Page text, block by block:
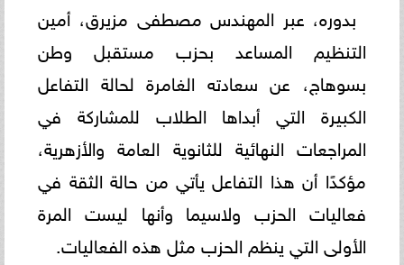
بدوره، عبر المهندس مصطفى مزيرق، أمين
التنظيم المساعد بحزب مستقبل وطن
بسوهاج، عن سعادته الغامرة لحالة التفاعل
الكبيرة التي أبداها الطلاب للمشاركة في
المراجعات النهائية للثانوية العامة والأزهرية،
مؤكدًا أن هذا التفاعل يأتي من حالة الثقة في
فعاليات الحزب ولاسيما وأنها ليست المرة
الأولى التي ينظم الحزب مثل هذه الفعاليات.